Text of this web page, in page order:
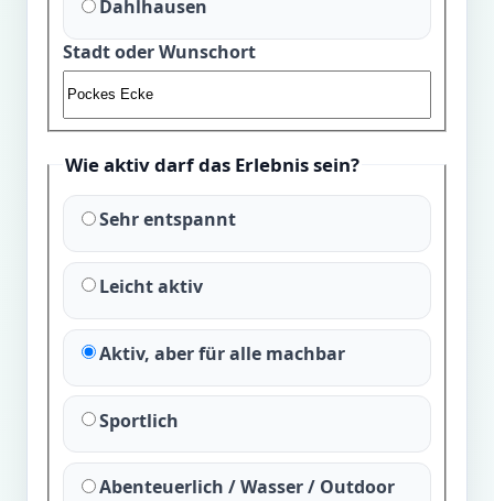
Dahlhausen
Stadt oder Wunschort
Wie aktiv darf das Erlebnis sein?
Sehr entspannt
Leicht aktiv
Aktiv, aber für alle machbar
Sportlich
Abenteuerlich / Wasser / Outdoor